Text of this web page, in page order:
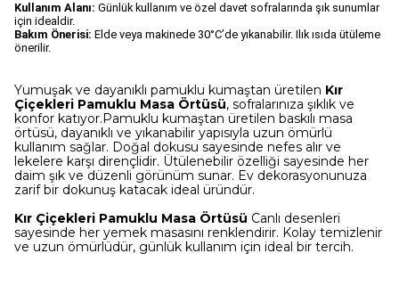
Kullanım Alanı: Günlük kullanım ve özel davet sofralarında şık sunumlar
için idealdir.
Bakım Önerisi: Elde veya makinede 30°C’de yıkanabilir. Ilık ısıda ütüleme
önerilir.
Yumuşak ve dayanıklı pamuklu kumaştan üretilen Kır
Çiçekleri Pamuklu Masa Örtüsü, sofralarınıza şıklık ve
konfor katıyor.Pamuklu kumaştan üretilen baskılı masa
örtüsü, dayanıklı ve yıkanabilir yapısıyla uzun ömürlü
kullanım sağlar. Doğal dokusu sayesinde nefes alır ve
lekelere karşı dirençlidir. Ütülenebilir özelliği sayesinde her
daim şık ve düzenli görünüm sunar. Ev dekorasyonunuza
zarif bir dokunuş katacak ideal üründür.
Kır Çiçekleri Pamuklu Masa Örtüsü Canlı desenleri
sayesinde her yemek masasını renklendirir. Kolay temizlenir
ve uzun ömürlüdür, günlük kullanım için ideal bir tercih.